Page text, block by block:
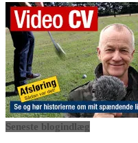
Seneste blogindlæg